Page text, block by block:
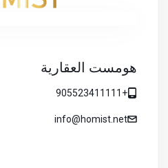
هومست العقارية
+905523411111
info@homist.net